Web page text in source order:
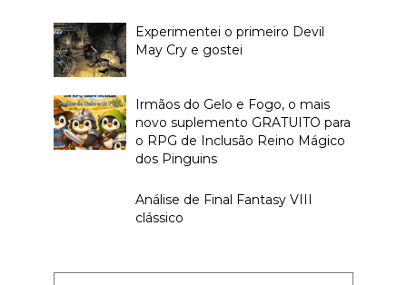
Experimentei o primeiro Devil
May Cry e gostei
Irmãos do Gelo e Fogo, o mais
novo suplemento GRATUITO para
o RPG de Inclusão Reino Mágico
dos Pinguins
Análise de Final Fantasy VIII
clássico